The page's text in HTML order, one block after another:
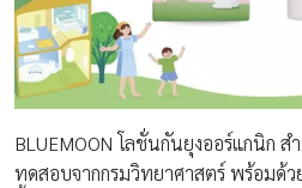
BLUEMOON โลชั่นกันยุงออร์แกนิก
ทดสอบจากกรมวิทยาศาสตร์ พร้อมด้ว